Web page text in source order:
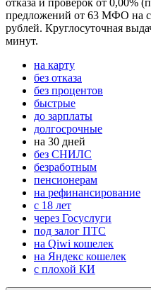
предложений от 63 МФО на
рублей. Круглосуточная
минут.
на карту
без отказа
без процентов
быстрые
до зарплаты
долгосрочные
на 30 дней
без СНИЛС
безработным
пенсионерам
на рефинансирование
с 18 лет
через Госуслуги
под залог ПТС
на Qiwi кошелек
на Яндекс кошелек
с плохой КИ